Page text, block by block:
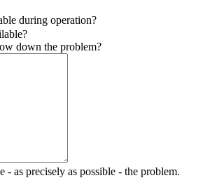
during operation?
down the problem?
- as precisely as possible - the problem.